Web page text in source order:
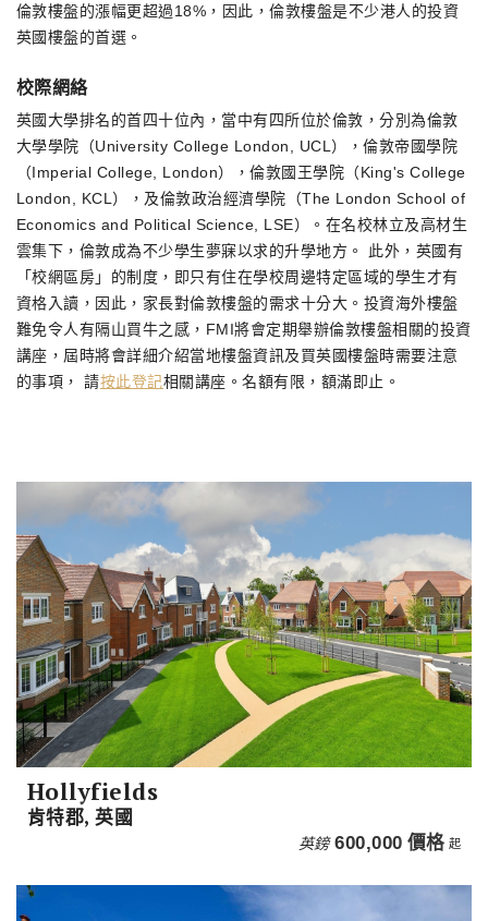
倫敦樓盤的漲幅更超過18%，因此，倫敦樓盤是不少港人的投資
英國樓盤的首選。
校際網絡
英國大學排名的首四十位內，當中有四所位於倫敦，分別為倫敦
大學學院（University College London, UCL），倫敦帝國學院
（Imperial College, London），倫敦國王學院（King's College
London, KCL），及倫敦政治經濟學院（The London School of
Economics and Political Science, LSE）。在名校林立及高材生
雲集下，倫敦成為不少學生夢寐以求的升學地方。 此外，英國有
「校網區房」的制度，即只有住在學校周邊特定區域的學生才有
資格入讀，因此，家長對倫敦樓盤的需求十分大。投資海外樓盤
難免令人有隔山買牛之感，FMI將會定期舉辦倫敦樓盤相關的投資
講座，屆時將會詳細介紹當地樓盤資訊及買英國樓盤時需要注意
的事項， 請按此登記相關講座。名額有限，額滿即止。
Hollyfields
肯特郡, 英國
英鎊 600,000 價格 起